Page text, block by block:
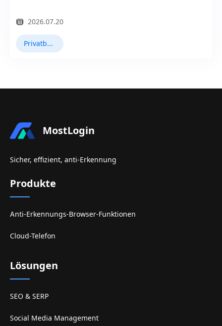
2026.07.20
Privatbrowser
MostLogin
Sicher, effizient, anti-Erkennung
Produkte
Anti-Erkennungs-Browser-Funktionen
Cloud-Telefon
Lösungen
SEO & SERP
Social Media Management